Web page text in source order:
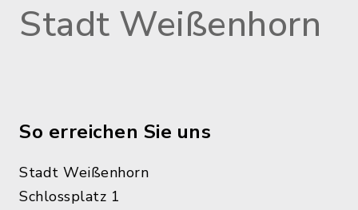
Stadt Weißenhorn
So erreichen Sie uns
Stadt Weißenhorn
Schlossplatz 1